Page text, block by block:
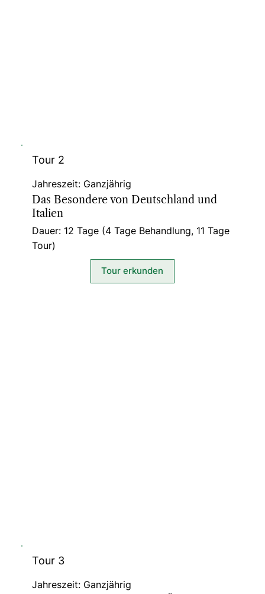
Tour 2
Jahreszeit: Ganzjährig
Das Besondere von Deutschland und
Italien
Dauer: 12 Tage (4 Tage Behandlung, 11 Tage
Tour)
Tour erkunden
Tour 3
Jahreszeit: Ganzjährig